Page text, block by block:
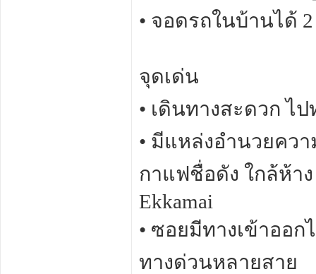
• จอดรถในบ้านได้
จุดเด่น
• เดินทางสะดวก ไ
• มีแหล่งอำนวยคว
กาแฟชื่อดัง ใกล้ห้าง
Ekkamai
• ซอยมีทางเข้าออ
ทางด่วนหลายสาย